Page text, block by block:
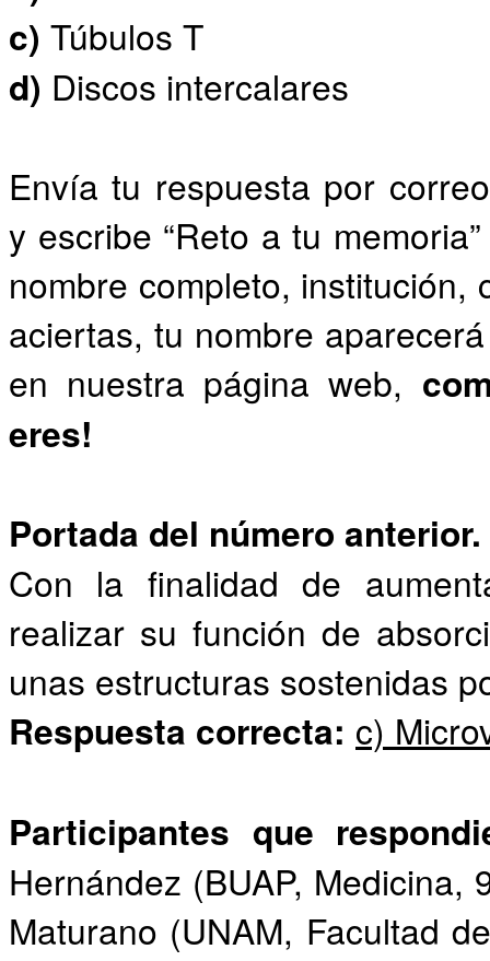
c) Túbulos T
d) Discos intercalares
Envía tu respuesta por
y escribe “Reto a tu
nombre completo, institución,
aciertas, tu nombre
en nuestra página web,
eres!
Portada del número anterior.
Con la finalidad de
realizar su función de
unas estructuras sostenidas
Respuesta correcta: c)
Participantes que
Hernández (BUAP, Medicina,
Maturano (UNAM, Facultad